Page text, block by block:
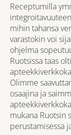
Receptumilla
mihin tahansa
varastokin voi
ohjelma
Ruotsissa taas
Olimme
osaajina ja
mukana
perustamisessa